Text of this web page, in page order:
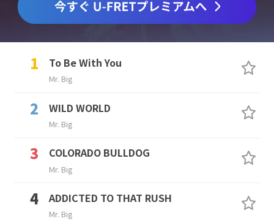
To Be With You
Mr. Big
WILD WORLD
Mr. Big
COLORADO BULLDOG
Mr. Big
ADDICTED TO THAT RUSH
Mr. Big